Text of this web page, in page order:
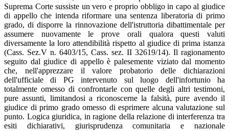
Suprema Corte sussiste un vero e proprio obbligo in capo al giudice
di appello che intenda riformare una sentenza liberatoria di primo
grado, di disporre la rinnovazione dell'istruttoria dibattimentale per
assumere nuovamente le prove orali qualora questi valuti
diversamente la loro attendibilità rispetto al giudice di prima istanza
(Cass. Sez.V n. 6403/15, Cass. sez. II 32619/14). Il ragionamento
seguito dal giudice di appello è palesemente viziato dal momento
che, nell'apprezzare il valore probatorio delle dichiarazioni
dell'ufficiale di PG intervenuto sul luogo dell'infortunio ha
totalmente omesso di confrontarle con quelle degli altri testimoni,
pure assunti, limitandosi a riconoscerne la falsità, pure avendo il
giudice di primo grado omesso di esprimere alcuna valutazione sul
punto. Logica giuridica, in ragione della relazione di interferenza tra
esiti dichiarativi, giurisprudenza comunitaria e nazionale